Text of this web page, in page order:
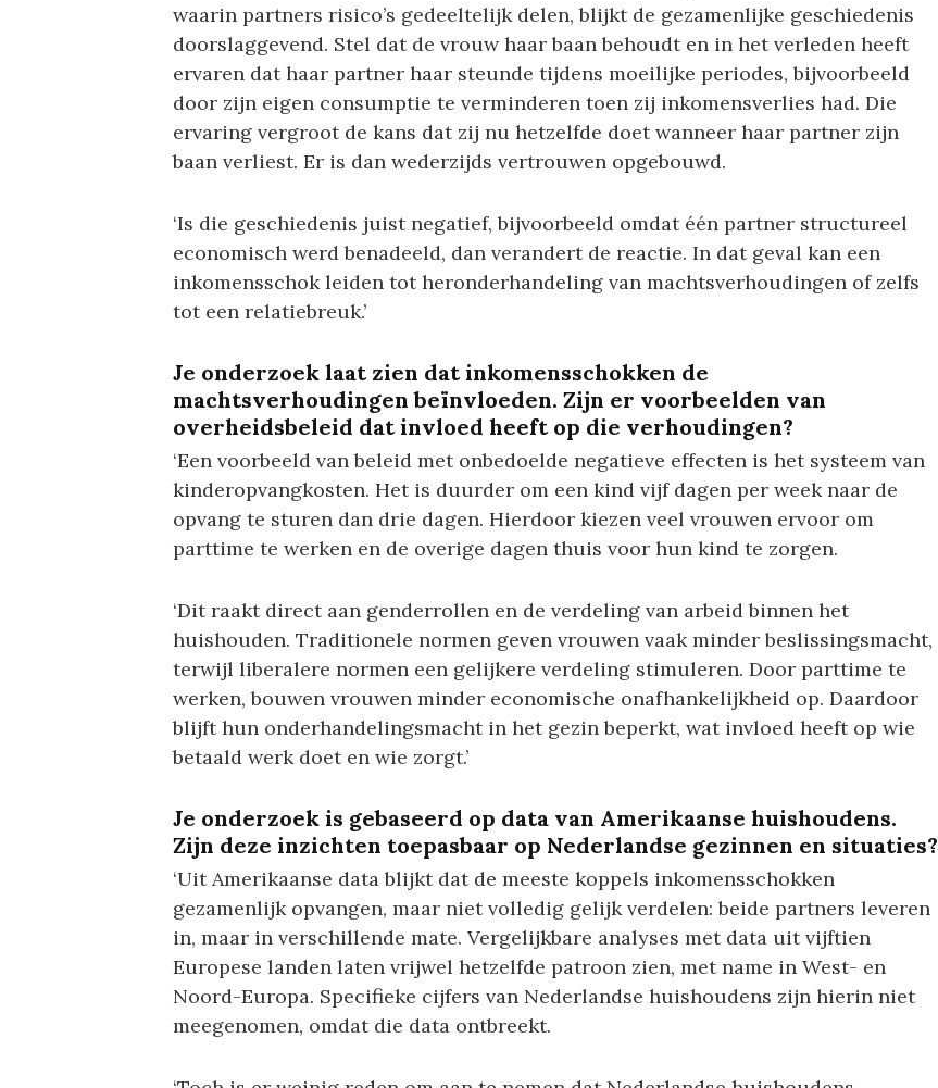
waarin partners risico’s gedeeltelijk delen, blijkt de gezamenlijke geschiedenis
doorslaggevend. Stel dat de vrouw haar baan behoudt en in het verleden heeft
ervaren dat haar partner haar steunde tijdens moeilijke periodes, bijvoorbeeld
door zijn eigen consumptie te verminderen toen zij inkomensverlies had. Die
ervaring vergroot de kans dat zij nu hetzelfde doet wanneer haar partner zijn
baan verliest. Er is dan wederzijds vertrouwen opgebouwd.
‘Is die geschiedenis juist negatief, bijvoorbeeld omdat één partner structureel
economisch werd benadeeld, dan verandert de reactie. In dat geval kan een
inkomensschok leiden tot heronderhandeling van machtsverhoudingen of zelfs
tot een relatiebreuk.’
Je onderzoek laat zien dat inkomensschokken de
machtsverhoudingen beïnvloeden. Zijn er voorbeelden van
overheidsbeleid dat invloed heeft op die verhoudingen?
‘Een voorbeeld van beleid met onbedoelde negatieve effecten is het systeem van
kinderopvangkosten. Het is duurder om een kind vijf dagen per week naar de
opvang te sturen dan drie dagen. Hierdoor kiezen veel vrouwen ervoor om
parttime te werken en de overige dagen thuis voor hun kind te zorgen.
‘Dit raakt direct aan genderrollen en de verdeling van arbeid binnen het
huishouden. Traditionele normen geven vrouwen vaak minder beslissingsmacht,
terwijl liberalere normen een gelijkere verdeling stimuleren. Door parttime te
werken, bouwen vrouwen minder economische onafhankelijkheid op. Daardoor
blijft hun onderhandelingsmacht in het gezin beperkt, wat invloed heeft op wie
betaald werk doet en wie zorgt.’
Je onderzoek is gebaseerd op data van Amerikaanse huishoudens.
Zijn deze inzichten toepasbaar op Nederlandse gezinnen en situaties?
‘Uit Amerikaanse data blijkt dat de meeste koppels inkomensschokken
gezamenlijk opvangen, maar niet volledig gelijk verdelen: beide partners leveren
in, maar in verschillende mate. Vergelijkbare analyses met data uit vijftien
Europese landen laten vrijwel hetzelfde patroon zien, met name in West- en
Noord-Europa. Specifieke cijfers van Nederlandse huishoudens zijn hierin niet
meegenomen, omdat die data ontbreekt.